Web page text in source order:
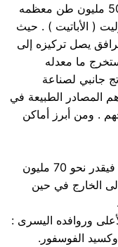
احتياطي الفوسفات في فلسطين بنحو 500 مليون طن معظمه
( الأباتيت ) . حيث
المرافق يصل تركيزه إلى
، ويستخرج ما معدله
جانبي لصناعة
المصادر الطبيعة في
. ومن أبرز أماكن
وقد بدأ استغلاله عام 1951. وأما احتياطه فيقدر نحو 70 مليون
الخارج في حين
وروافده اليسرى :
الفوسفور.